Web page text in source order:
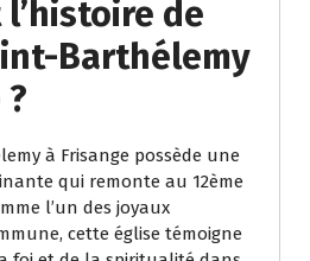
de
Barthélemy
à Frisange possède une
qui remonte au 12ème
l’un des joyaux
cette église témoigne